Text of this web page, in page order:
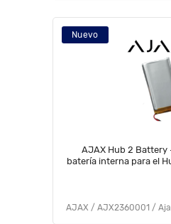
Nuevo
AJAX Hub 2 Battery
batería interna para el